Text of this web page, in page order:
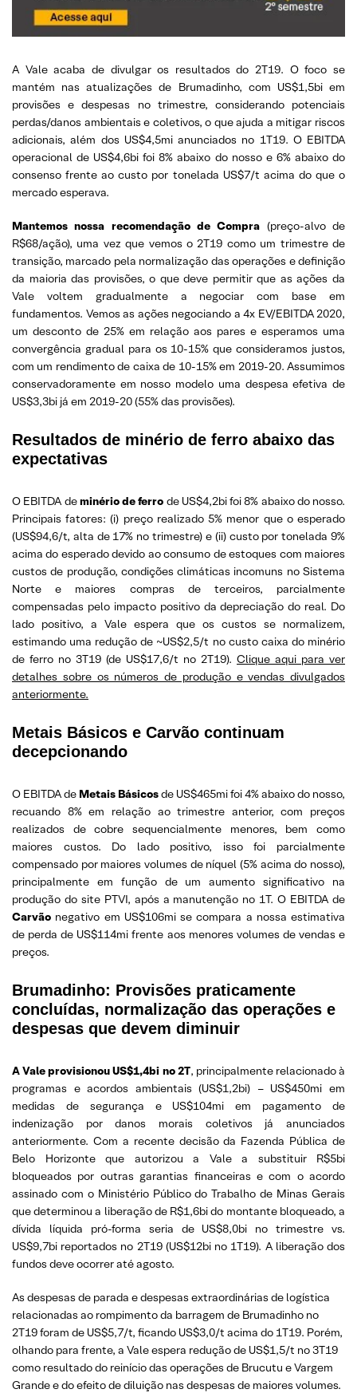
A Vale acaba de divulgar os resultados do 2T19. O foco se
mantém nas atualizações de Brumadinho, com US$1,5bi em
provisões e despesas no trimestre, considerando potenciais
perdas/danos ambientais e coletivos, o que ajuda a mitigar riscos
adicionais, além dos US$4,5mi anunciados no 1T19. O EBITDA
operacional de US$4,6bi foi 8% abaixo do nosso e 6% abaixo do
consenso frente ao custo por tonelada US$7/t acima do que o
mercado esperava.
Mantemos nossa recomendação de Compra (preço-alvo de
R$68/ação), uma vez que vemos o 2T19 como um trimestre de
transição, marcado pela normalização das operações e definição
da maioria das provisões, o que deve permitir que as ações da
Vale voltem gradualmente a negociar com base em
fundamentos. Vemos as ações negociando a 4x EV/EBITDA 2020,
um desconto de 25% em relação aos pares e esperamos uma
convergência gradual para os 10-15% que consideramos justos,
com um rendimento de caixa de 10-15% em 2019-20. Assumimos
conservadoramente em nosso modelo uma despesa efetiva de
US$3,3bi já em 2019-20 (55% das provisões).
Resultados de minério de ferro abaixo das
expectativas
O EBITDA deminério de ferro de US$4,2bi foi 8% abaixo do nosso.
Principais fatores: (i) preço realizado 5% menor que o esperado
(US$94,6/t, alta de 17% no trimestre) e (ii) custo por tonelada 9%
acima do esperado devido ao consumo de estoques com maiores
custos de produção, condições climáticas incomuns no Sistema
Norte e maiores compras de terceiros, parcialmente
compensadas pelo impacto positivo da depreciação do real. Do
lado positivo, a Vale espera que os custos se normalizem,
estimando uma redução de ~US$2,5/t no custo caixa do minério
de ferro no 3T19 (de US$17,6/t no 2T19). Clique aqui para ver
detalhes sobre os números de produção e vendas divulgados
anteriormente.
Metais Básicos e Carvão continuam
decepcionando
O EBITDA de Metais Básicosde US$465mi foi 4% abaixo do nosso,
recuando 8% em relação ao trimestre anterior, com preços
realizados de cobre sequencialmente menores, bem como
maiores custos. Do lado positivo, isso foi parcialmente
compensado por maiores volumes de níquel (5% acima do nosso),
principalmente em função de um aumento significativo na
produção do site PTVI, após a manutenção no 1T. O EBITDA de
Carvão negativo em US$106mi se compara a nossa estimativa
de perda de US$114mi frente aos menores volumes de vendas e
preços.
Brumadinho: Provisões praticamente
concluídas, normalização das operações e
despesas que devem diminuir
A Vale provisionou US$1,4bi no 2T, principalmente relacionado à
programas e acordos ambientais (US$1,2bi) – US$450mi em
medidas de segurança e US$104mi em pagamento de
indenização por danos morais coletivos já anunciados
anteriormente. Com a recente decisão da Fazenda Pública de
Belo Horizonte que autorizou a Vale a substituir R$5bi
bloqueados por outras garantias financeiras e com o acordo
assinado com o Ministério Público do Trabalho de Minas Gerais
que determinou a liberação de R$1,6bi do montante bloqueado, a
dívida líquida pró-forma seria de US$8,0bi no trimestre vs.
US$9,7bi reportados no 2T19 (US$12bi no 1T19). A liberação dos
fundos deve ocorrer até agosto.
As despesas de parada e despesas extraordinárias de logística
relacionadas ao rompimento da barragem de Brumadinho no
2T19 foram de US$5,7/t, ficando US$3,0/t acima do 1T19. Porém,
olhando para frente, a Vale espera redução de US$1,5/t no 3T19
como resultado do reinício das operações de Brucutu e Vargem
Grande e do efeito de diluição nas despesas de maiores volumes.